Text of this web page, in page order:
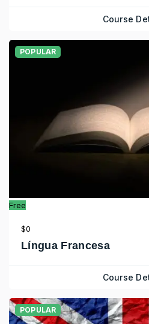
Course
Free
POPULAR
$0
Língua Francesa
Course
POPULAR